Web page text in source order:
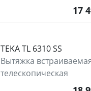
17
TEKA TL 6310 SS
Вытяжка
телескопическая